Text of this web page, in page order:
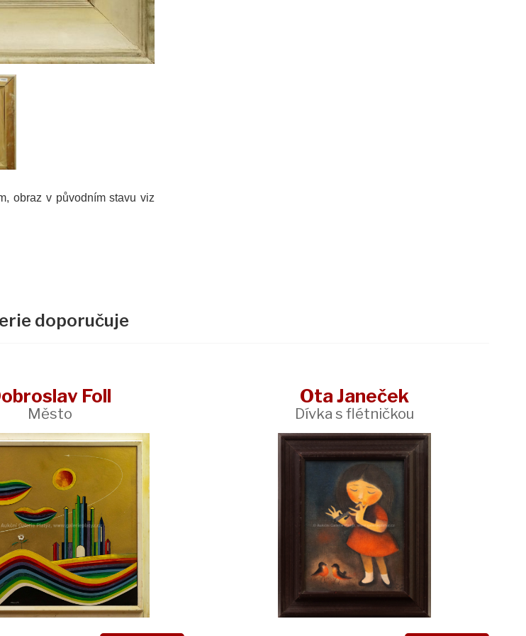
obraz v původním stavu viz
doporučuje
Foll
Město
Ota Janeček
Dívka s flétničkou